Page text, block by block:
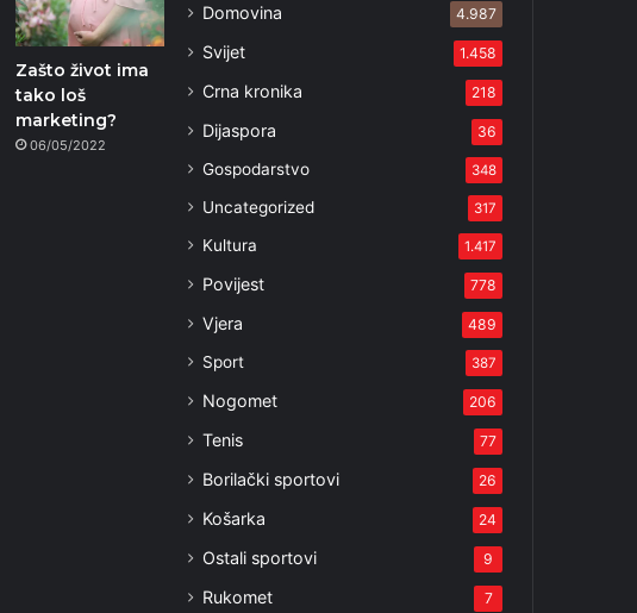
Zašto život ima
tako loš
marketing?
06/05/2022
Domovina 4.987
Svijet 1.458
Crna kronika 218
Dijaspora 36
Gospodarstvo 348
Uncategorized 317
Kultura 1.417
Povijest 778
Vjera 489
Sport 387
Nogomet 206
Tenis 77
Borilački sportovi 26
Košarka 24
Ostali sportovi 9
Rukomet 7